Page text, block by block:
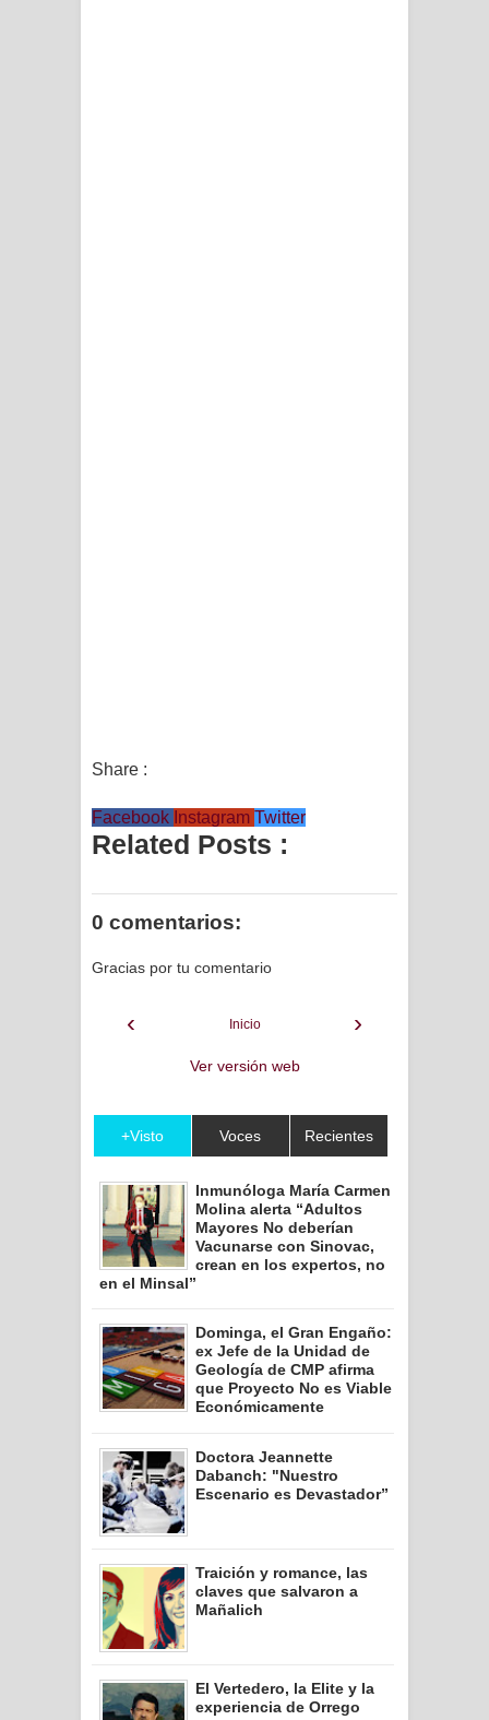
Share :
Facebook Instagram Twitter
Related Posts :
0 comentarios:
Gracias por tu comentario
‹ ›
Inicio
Ver versión web
+Visto Voces Recientes
Inmunóloga María Carmen
Molina alerta “Adultos
Mayores No deberían
Vacunarse con Sinovac,
crean en los expertos, no
en el Minsal”
Dominga, el Gran Engaño:
ex Jefe de la Unidad de
Geología de CMP afirma
que Proyecto No es Viable
Económicamente
Doctora Jeannette
Dabanch: "Nuestro
Escenario es Devastador”
Traición y romance, las
claves que salvaron a
Mañalich
El Vertedero, la Elite y la
experiencia de Orrego